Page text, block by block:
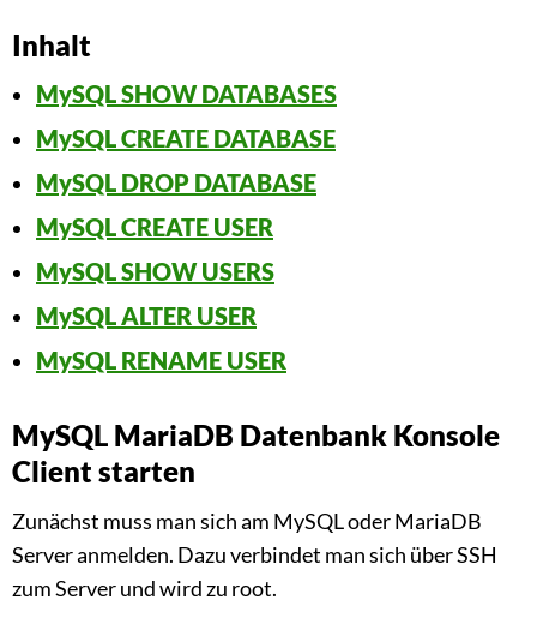
Inhalt
MySQL SHOW DATABASES
MySQL CREATE DATABASE
MySQL DROP DATABASE
MySQL CREATE USER
MySQL SHOW USERS
MySQL ALTER USER
MySQL RENAME USER
MySQL MariaDB Datenbank Konsole
Client starten
Zunächst muss man sich am MySQL oder MariaDB
Server anmelden. Dazu verbindet man sich über SSH
zum Server und wird zu root.